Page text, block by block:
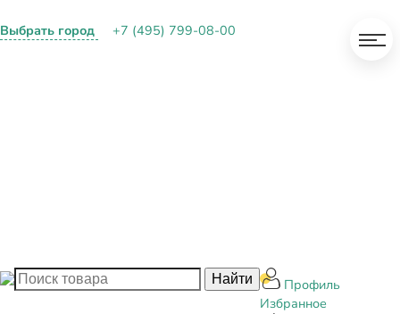
Выбрать город +7 (495) 799-08-00
Профиль
Избранное